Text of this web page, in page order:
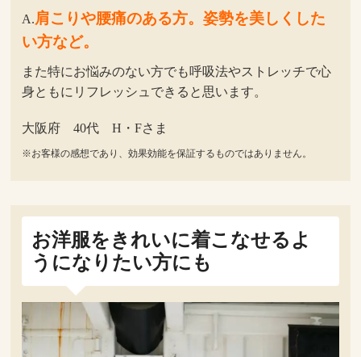
A.肩こりや腰痛のある方。姿勢を美しくした
い方など。
また特にお悩みのない方でも呼吸法やストレッチで心
身ともにリフレッシュできると思います。
大阪府 40代 H・Fさま
※お客様の感想であり、効果効能を保証するものではありません。
お洋服をきれいに着こなせるよ
うになりたい方にも